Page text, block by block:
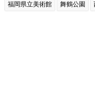
福岡県立美術館 舞鶴公園